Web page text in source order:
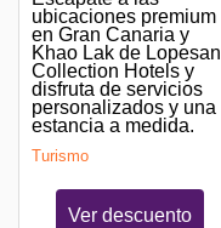
ubicaciones premium
en Gran Canaria y
Khao Lak de Lopesan
Collection Hotels y
disfruta de servicios
personalizados y una
estancia a medida.
Turismo
Ver descuento